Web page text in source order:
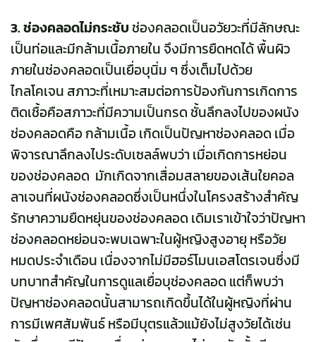
3. ช่องคลอดไม่กระชับช่องคลอดเป็นอวัยวะที่มีลักษณะ
เป็นท่อและมีกล้ามเนื้อภายใน จึงมีการยืดหดได้ พื้นผิว
ภายในช่องคลอดเป็นเยื่อบุนิ่ม ๆ ซึ่งเต็มไปด้วย
ไกลโคเจน สภาวะที่เหมาะสมต่อการป้องกันการเกิดการ
ติดเชื้อคือสภาวะที่มีความเป็นกรด ชั้นลึกลงไปของผนัง
ช่องคลอดคือ กล้ามเนื้อ เกิดเป็นปัญหาช่องคลอด เมื่อ
พิจารณาลึกลงไประดับเซลล์พบว่า เมื่อเกิดการหย่อน
ของช่องคลอด มักเกิดจากเสื่อมสลายของเส้นใยคอล
ลาเจนที่ผนังช่องคลอดซึ่งเป็นหนึ่งในโครงสร้างสำคัญ
รักษาความยืดหยุ่นของช่องคลอด เดิมเราเข้าใจว่าปัญหา
ช่องคลอดหย่อนจะพบเฉพาะในผู้หญิงสูงอายุ หรือวัย
หมดประจำเดือน เนื่องจากไม่มีฮอร์โมนเอสโตรเจนซึ่งมี
บทบาทสำคัญในการดูแลเยื่อบุช่องคลอด แต่ก็พบว่า
ปัญหาช่องคลอดนั้นสามารถเกิดขึ้นได้ในผู้หญิงที่ผ่าน
การมีเพศสัมพันธ์ หรือมีบุตรแล้วแม้ยังไม่สูงวัยได้เช่น